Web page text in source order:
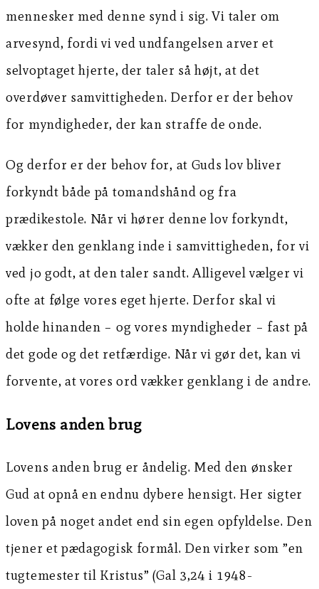
mennesker med denne synd i sig. Vi taler om
arvesynd, fordi vi ved undfangelsen arver et
selvoptaget hjerte, der taler så højt, at det
overdøver samvittigheden. Derfor er der behov
for myndigheder, der kan straffe de onde.
Og derfor er der behov for, at Guds lov bliver
forkyndt både på tomandshånd og fra
prædikestole. Når vi hører denne lov forkyndt,
vækker den genklang inde i samvittigheden, for vi
ved jo godt, at den taler sandt. Alligevel vælger vi
ofte at følge vores eget hjerte. Derfor skal vi
holde hinanden – og vores myndigheder – fast på
det gode og det retfærdige. Når vi gør det, kan vi
forvente, at vores ord vækker genklang i de andre.
Lovens anden brug
Lovens anden brug er åndelig. Med den ønsker
Gud at opnå en endnu dybere hensigt. Her sigter
loven på noget andet end sin egen opfyldelse. Den
tjener et pædagogisk formål. Den virker som ”en
tugtemester til Kristus” (Gal 3,24 i 1948-